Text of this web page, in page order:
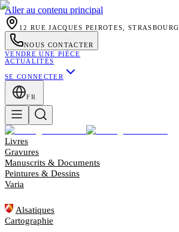
Aller au contenu principal
12 RUE JACQUES PEIROTES, STRASBOURG
NOUS CONTACTER
VENDRE UNE PIÈCE
ACTUALITÉS
SE CONNECTER
FR
Livres
Gravures
Manuscrits & Documents
Peintures & Dessins
Varia
Alsatiques
Cartographie